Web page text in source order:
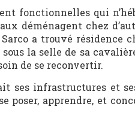
fonctionnelles qui
déménagent chez
a trouvé résidence
la selle de sa
de se reconvertir.
ses infrastructures et
poser, apprendre, et